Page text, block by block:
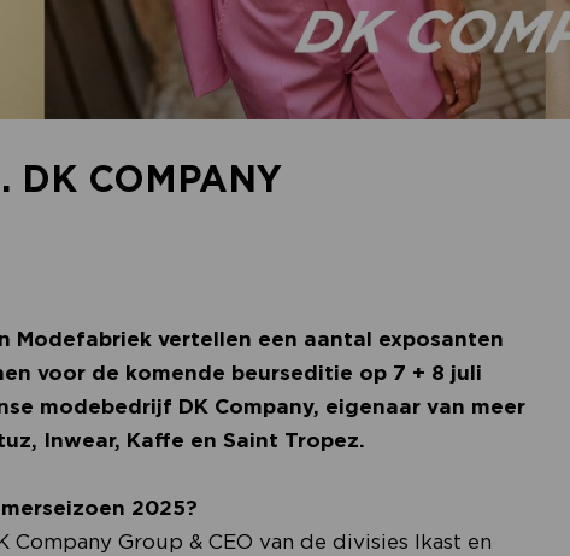
DK COMPANY
Modefabriek vertellen een aantal exposanten
voor de komende beurseditie op 7 + 8 juli
modebedrijf DK Company, eigenaar van meer
Inwear, Kaffe en Saint Tropez.
2025?
Group & CEO van de divisies Ikast en